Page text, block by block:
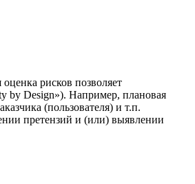
рисков позволяет
by Design»). Например, плановая
(пользователя) и т.п.
претензий и (или) выявлении